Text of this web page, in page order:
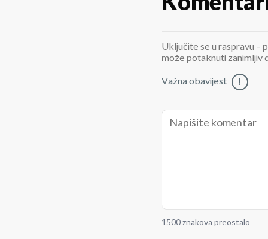
Uključite se u raspravu –
može potaknuti zanimljiv
Važna obavijest !
1500 znakova preostalo